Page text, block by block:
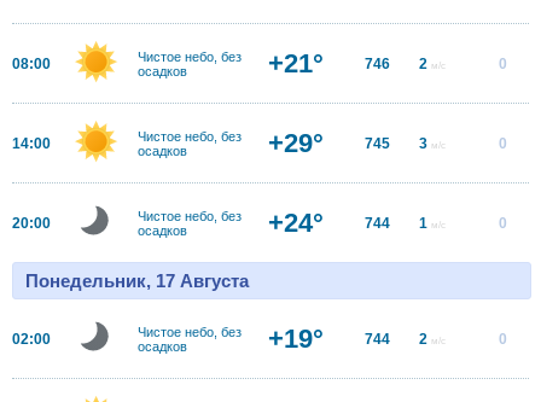
08:00
Чистое небо, без
осадков
+21° 746 2 м/с 0
14:00
Чистое небо, без
осадков
+29° 745 3 м/с 0
20:00
Чистое небо, без
осадков
+24° 744 1 м/с 0
Понедельник, 17 Августа
02:00
Чистое небо, без
осадков
+19° 744 2 м/с 0